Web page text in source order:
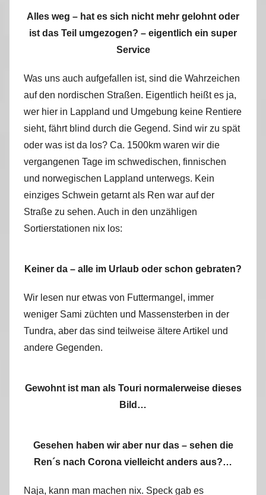
Alles weg – hat es sich nicht mehr gelohnt oder
ist das Teil umgezogen? – eigentlich ein super
Service
Was uns auch aufgefallen ist, sind die Wahrzeichen
auf den nordischen Straßen. Eigentlich heißt es ja,
wer hier in Lappland und Umgebung keine Rentiere
sieht, fährt blind durch die Gegend. Sind wir zu spät
oder was ist da los? Ca. 1500km waren wir die
vergangenen Tage im schwedischen, finnischen
und norwegischen Lappland unterwegs. Kein
einziges Schwein getarnt als Ren war auf der
Straße zu sehen. Auch in den unzähligen
Sortierstationen nix los:
Keiner da – alle im Urlaub oder schon gebraten?
Wir lesen nur etwas von Futtermangel, immer
weniger Sami züchten und Massensterben in der
Tundra, aber das sind teilweise ältere Artikel und
andere Gegenden.
Gewohnt ist man als Touri normalerweise dieses
Bild…
Gesehen haben wir aber nur das – sehen die
Ren´s nach Corona vielleicht anders aus?…
Naja, kann man machen nix. Speck gab es